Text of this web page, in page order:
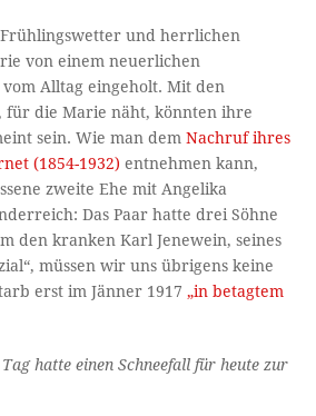
und herrlichen
von einem neuerlichen
Alltag eingeholt. Mit den
für die Marie näht, könnten ihre
sein. Wie man demNachruf ihres
(1854-1932) entnehmen kann,
zweite Ehe mit Angelika
Das Paar hatte drei Söhne
den kranken Karl Jenewein, seines
müssen wir uns übrigens keine
erst im Jänner 1917„in betagtem
hatte einen Schneefall für heute zur